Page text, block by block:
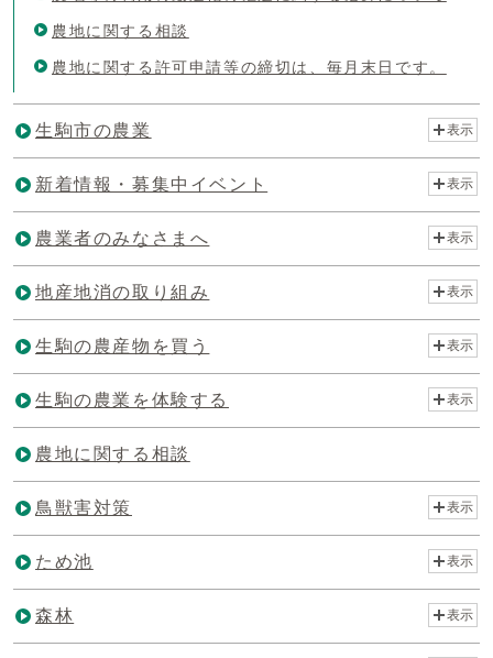
農地に関する相談
農地に関する許可申請等の締切は、毎月末日です。
生駒市の農業 表示
新着情報・募集中イベント 表示
農業者のみなさまへ 表示
地産地消の取り組み 表示
生駒の農産物を買う 表示
生駒の農業を体験する 表示
農地に関する相談
鳥獣害対策 表示
ため池 表示
森林 表示